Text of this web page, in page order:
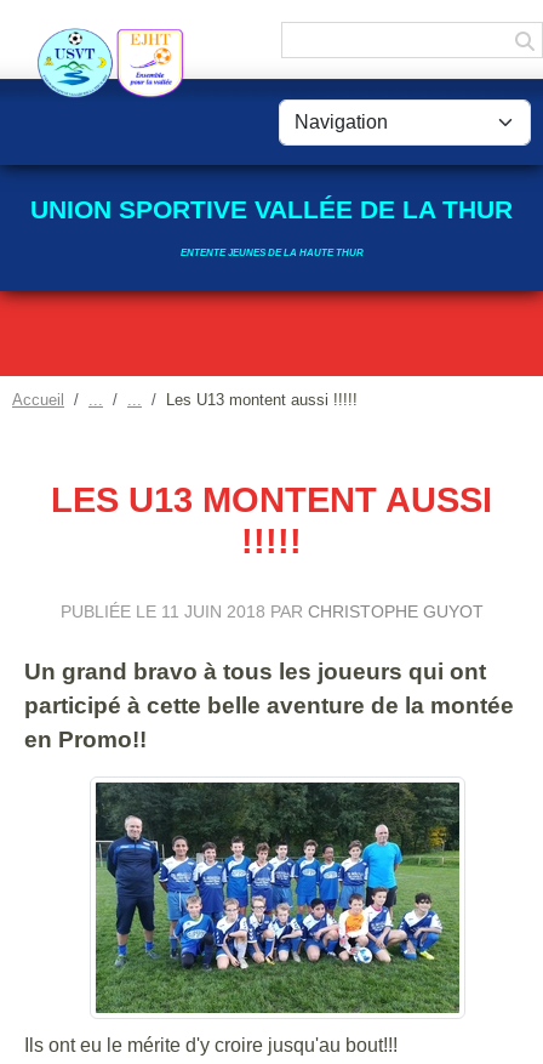
UNION SPORTIVE VALLÉE DE LA THUR
ENTENTE JEUNES DE LA HAUTE THUR
Accueil Les U13 montent aussi !!!!!
LES U13 MONTENT AUSSI
!!!!!
PUBLIÉE LE 11 JUIN 2018 PAR CHRISTOPHE GUYOT
Un grand bravo à tous les joueurs qui ont
participé à cette belle aventure de la montée
en Promo!!
Ils ont eu le mérite d'y croire jusqu'au bout!!!